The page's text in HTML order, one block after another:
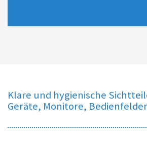
Klare und hygienische
Geräte, Monitore,